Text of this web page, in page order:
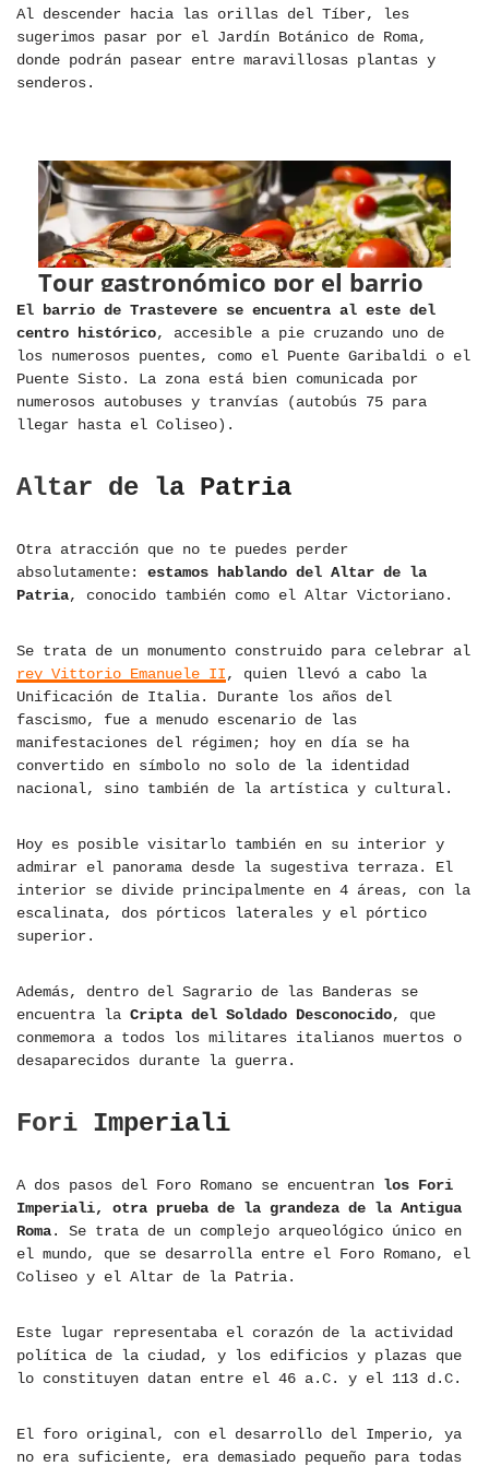
Al descender hacia las orillas del Tíber, les
sugerimos pasar por el Jardín Botánico de Roma,
donde podrán pasear entre maravillosas plantas y
senderos.
El barrio de Trastevere se encuentra al este del
centro histórico, accesible a pie cruzando uno de
los numerosos puentes, como el Puente Garibaldi o el
Puente Sisto. La zona está bien comunicada por
numerosos autobuses y tranvías (autobús 75 para
llegar hasta el Coliseo).
Altar de la Patria
Otra atracción que no te puedes perder
absolutamente: estamos hablando del Altar de la
Patria, conocido también como el Altar Victoriano.
Se trata de un monumento construido para celebrar al
rey Vittorio Emanuele II, quien llevó a cabo la
Unificación de Italia. Durante los años del
fascismo, fue a menudo escenario de las
manifestaciones del régimen; hoy en día se ha
convertido en símbolo no solo de la identidad
nacional, sino también de la artística y cultural.
Hoy es posible visitarlo también en su interior y
admirar el panorama desde la sugestiva terraza. El
interior se divide principalmente en 4 áreas, con la
escalinata, dos pórticos laterales y el pórtico
superior.
Además, dentro del Sagrario de las Banderas se
encuentra la Cripta del Soldado Desconocido, que
conmemora a todos los militares italianos muertos o
desaparecidos durante la guerra.
Fori Imperiali
A dos pasos del Foro Romano se encuentran los Fori
Imperiali, otra prueba de la grandeza de la Antigua
Roma. Se trata de un complejo arqueológico único en
el mundo, que se desarrolla entre el Foro Romano, el
Coliseo y el Altar de la Patria.
Este lugar representaba el corazón de la actividad
política de la ciudad, y los edificios y plazas que
lo constituyen datan entre el 46 a.C. y el 113 d.C.
El foro original, con el desarrollo del Imperio, ya
no era suficiente, era demasiado pequeño para todas